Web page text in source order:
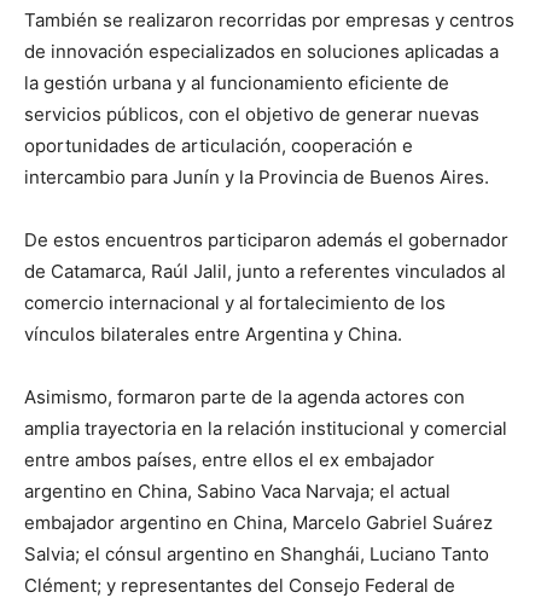
También se realizaron recorridas por empresas y centros
de innovación especializados en soluciones aplicadas a
la gestión urbana y al funcionamiento eficiente de
servicios públicos, con el objetivo de generar nuevas
oportunidades de articulación, cooperación e
intercambio para Junín y la Provincia de Buenos Aires.
De estos encuentros participaron además el gobernador
de Catamarca, Raúl Jalil, junto a referentes vinculados al
comercio internacional y al fortalecimiento de los
vínculos bilaterales entre Argentina y China.
Asimismo, formaron parte de la agenda actores con
amplia trayectoria en la relación institucional y comercial
entre ambos países, entre ellos el ex embajador
argentino en China, Sabino Vaca Narvaja; el actual
embajador argentino en China, Marcelo Gabriel Suárez
Salvia; el cónsul argentino en Shanghái, Luciano Tanto
Clément; y representantes del Consejo Federal de